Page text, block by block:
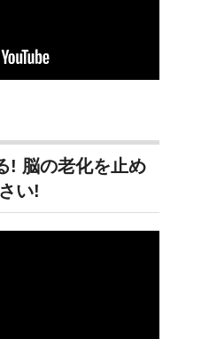
! 脳の老化を止め
い!